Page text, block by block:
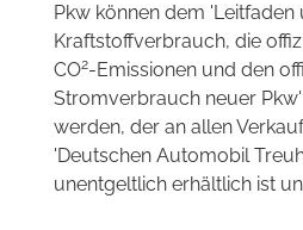
Pkw können dem
Kraftstoffverbrauch, die
CO2-Emissionen und den
Stromverbrauch neuer
werden, der an allen
'Deutschen Automobil
unentgeltlich erhältlich ist